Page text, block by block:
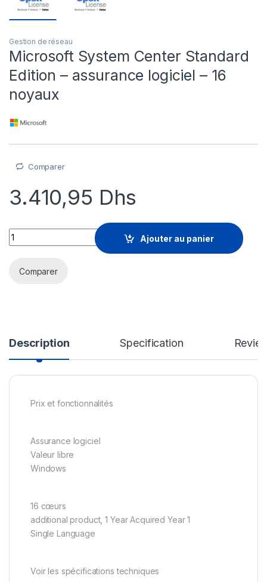
Gestion de réseau
Microsoft System Center Standard
Edition – assurance logiciel – 16
noyaux
Comparer
3.410,95 Dhs
Microsoft System Center Standard Edition - assurance
Ajouter au panier
Comparer
Description Specification
Prix et fonctionnalités
Assurance logiciel
Valeur libre
Windows
16 cœurs
additional product, 1 Year Acquired Year 1
Single Language
Voir les spécifications techniques